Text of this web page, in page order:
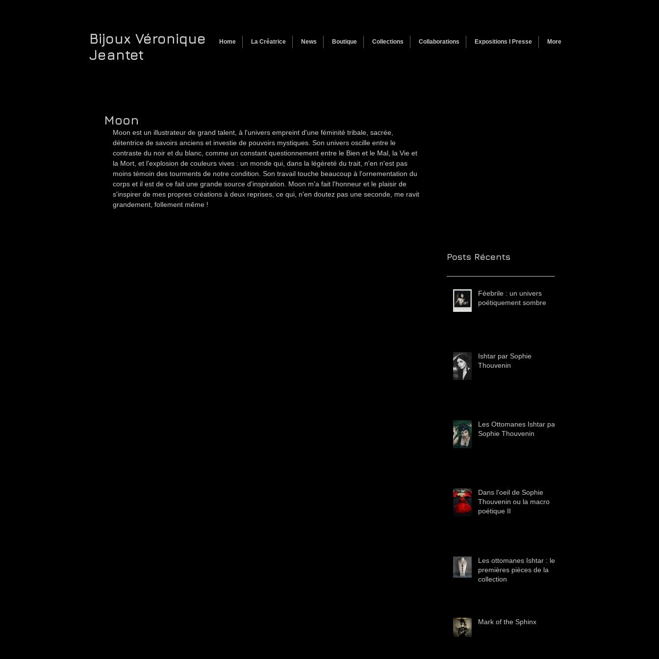
Bijoux Véronique
Jeantet
Home La Créatrice News Boutique Collections Collaborations Expositions I Presse More
Moon
Moon est un illustrateur de grand talent, à l'univers empreint d'une féminité tribale, sacrée,
détentrice de savoirs anciens et investie de pouvoirs mystiques. Son univers oscille entre le
contraste du noir et du blanc, comme un constant questionnement entre le Bien et le Mal, la Vie et
la Mort, et l'explosion de couleurs vives : un monde qui, dans la légèreté du trait, n'en n'est pas
moins témoin des tourments de notre condition. Son travail touche beaucoup à l'ornementation du
corps et il est de ce fait une grande source d'inspiration. Moon m'a fait l'honneur et le plaisir de
s'inspirer de mes propres créations à deux reprises, ce qui, n'en doutez pas une seconde, me ravit
grandement, follement même !
Posts Récents
Féebrile : un univers
poétiquement sombre
Ishtar par Sophie
Thouvenin
Les Ottomanes Ishtar par
Sophie Thouvenin
Dans l'oeil de Sophie
Thouvenin ou la macro
poétique II
Les ottomanes Ishtar : les
premières pièces de la
collection
Mark of the Sphinx